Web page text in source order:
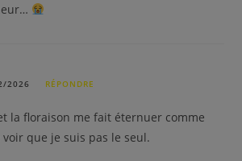
2026 RÉPONDRE
la floraison me fait éternuer comme
que je suis pas le seul.